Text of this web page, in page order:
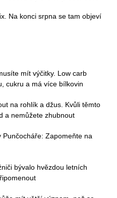
Na konci srpna se tam objeví
mít výčitky. Low carb
cukru a má více bílkovin
na rohlík a džus. Kvůli těmto
a nemůžete zhubnout
Zapomeňte na
bývalo hvězdou letních